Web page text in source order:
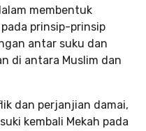
membentuk
prinsip-prinsip
antar suku dan
di antara Muslim dan
dan perjanjian damai,
kembali Mekah pada